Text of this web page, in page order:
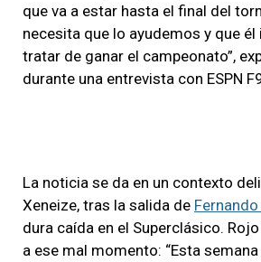
que va a estar hasta el final del
necesita que lo ayudemos y que él
tratar de ganar el campeonato”,
durante una entrevista con ESPN
La noticia se da en un contexto
Xeneize, tras la salida de
dura caída en el Superclásico.
a ese mal momento: “Esta